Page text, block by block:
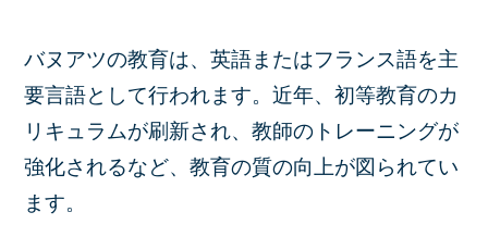
バヌアツの教育は、英語またはフランス語を主
要言語として行われます。​近年、初等教育のカ
リキュラムが刷新され、教師のトレーニングが
強化されるなど、教育の質の向上が図られてい
ます。